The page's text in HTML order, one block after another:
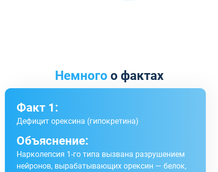
Немного о фактах
Факт 1:
Дефицит орексина (гипокретина)
Объяснение:
Нарколепсия 1-го типа вызвана разрушением
нейронов, вырабатывающих орексин — белок,